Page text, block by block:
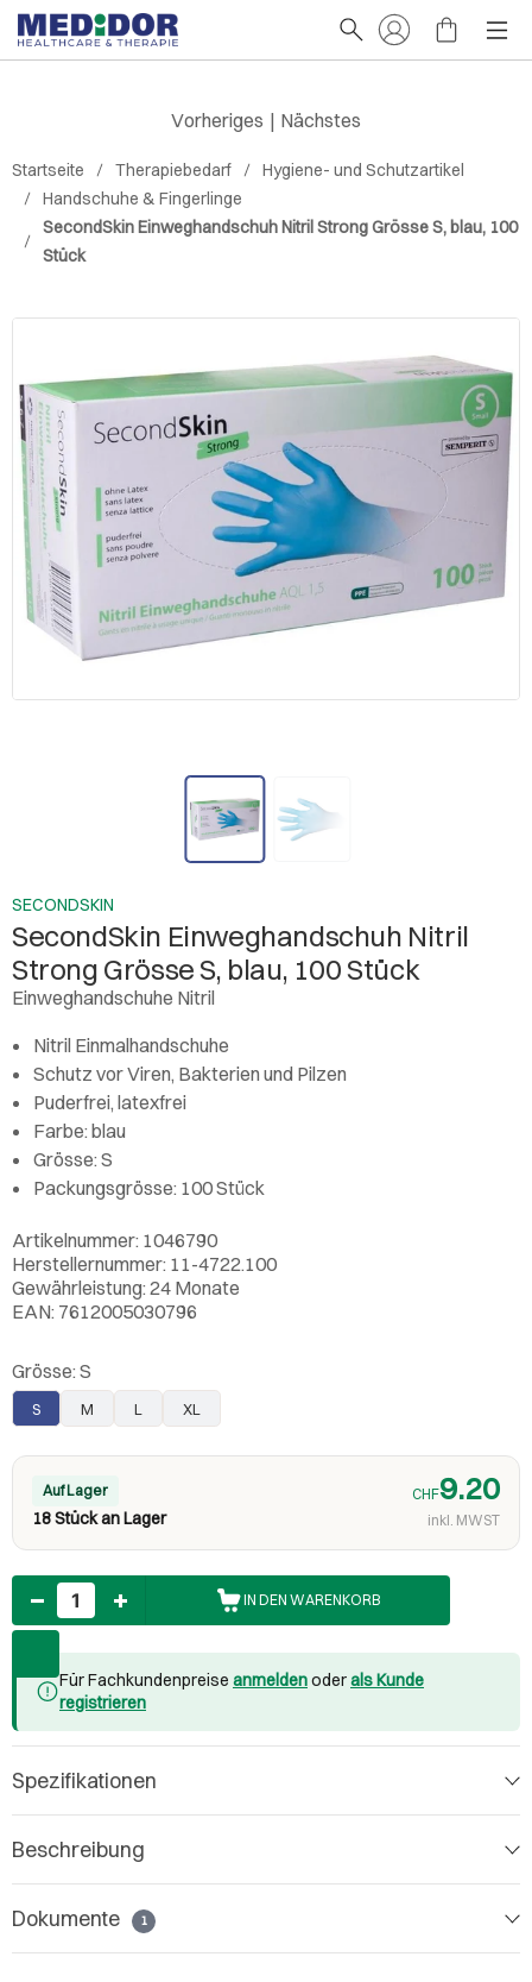
Startseite Therapiebedarf
Hygiene- und Schutzartikel
Handschuhe & Fingerlinge
SecondSkin Einweghandschuh Nitril Strong Grösse S, blau, 100
Stück
Vorheriges | Nächstes
SECONDSKIN
SecondSkin Einweghandschuh Nitril
Strong Grösse S, blau, 100 Stück
Einweghandschuhe Nitril
Nitril Einmalhandschuhe
Schutz vor Viren, Bakterien und Pilzen
Puderfrei, latexfrei
Farbe: blau
Grösse: S
Packungsgrösse: 100 Stück
Artikelnummer: 1046790
Herstellernummer: 11-4722.100
Gewährleistung: 24 Monate
EAN: 7612005030796
Grösse: S
S M L XL
Auf Lager
18 Stück an Lager
CHF9.20
inkl. MWST
Anzahl
IN DEN WARENKORB
Für Fachkundenpreise anmeldenoderals Kunde
registrieren
Spezifikationen
Beschreibung
Dokumente 1